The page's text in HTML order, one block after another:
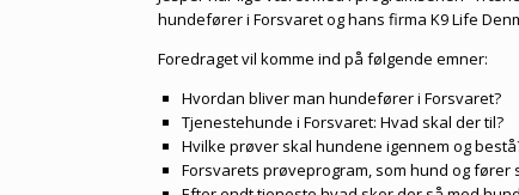
hundefører i Forsvaret og hans firma K9 Life
Foredraget vil komme ind på følgende emner:
Hvordan bliver man hundefører i Forsvaret?
Tjenestehunde i Forsvaret: Hvad skal der til?
Hvilke prøver skal hundene igennem og
Forsvarets prøveprogram, som hund og fører